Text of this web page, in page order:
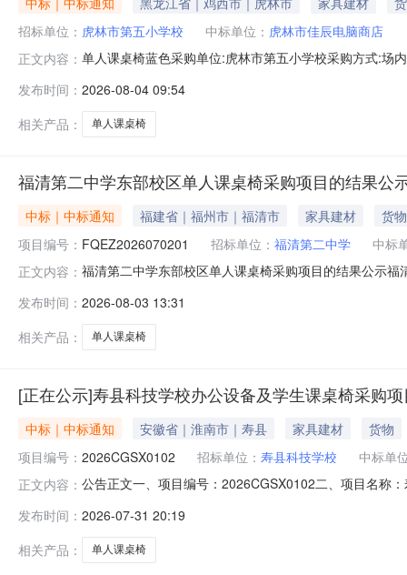
招标单位： 虎林市第五小学校 中标单位： 虎林市佳辰电脑商店
正文内容： 单人课桌椅蓝色采购单位:虎林市第五小学校采购方式:场
发布时间： 2026-08-04 09:54
相关产品：
单人课桌椅
福清第二中学东部校区单人课桌椅采购项目的结果公
中标｜中标通知 福建省｜福州市｜福清市 家具建材
货物
项目编号： FQEZ2026070201 招标单位： 福清第二中学
中标
正文内容： 福清第二中学东部校区单人课桌椅采购项目的结果公示
州立仁教育科技有限公司。中标单价：叁佰伍拾玖元(￥
成供货并
发布时间： 2026-08-03 13:31
相关产品：
单人课桌椅
[正在公示]寿县科技学校办公设备及学生课桌椅采购
中标｜中标通知 安徽省｜淮南市｜寿县 家具建材
货物
项目编号： 2026CGSX0102 招标单位： 寿县科技学校
中标单
正文内容： 公告正文一、项目编号：2026CGSX0102二、项目名称
元）四、主要标的信息货物类名称：单人课桌椅(教室)品
发布时间： 2026-07-31 20:19
相关产品：
单人课桌椅